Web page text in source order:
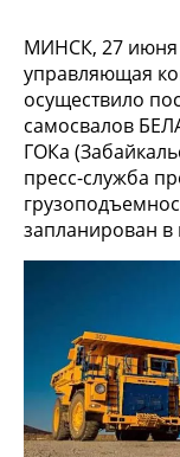
МИНСК, 27
управляющая
осуществило
самосвалов
ГОКа
пресс-служба
запланирован